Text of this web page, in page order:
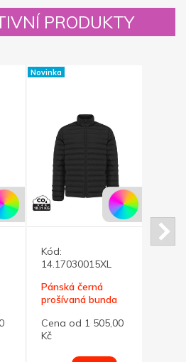
PRODUKTY
Novinka
Kód:
14.17030015XL
Pánská černá
prošívaná bunda
Cena od 1 505,00
Kč